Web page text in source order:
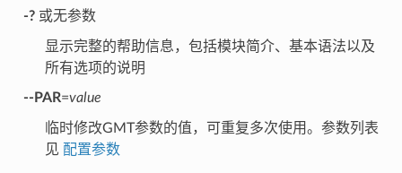
-?或无参数
显示完整的帮助信息，包括模块简介、基本语法以及
所有选项的说明
--PAR=value
临时修改GMT参数的值，可重复多次使用。参数列表
见 配置参数